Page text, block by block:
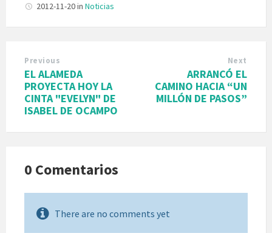
2012-11-20in Noticias
Previous
EL ALAMEDA
PROYECTA HOY LA
CINTA "EVELYN" DE
ISABEL DE OCAMPO
Next
ARRANCÓ EL
CAMINO HACIA “UN
MILLÓN DE PASOS”
0 Comentarios
There are no comments yet